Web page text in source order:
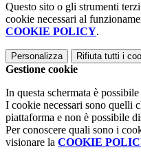
Questo sito o gli strumenti
cookie necessari al
COOKIE POLICY.
Personalizza Rifiuta tutti i
Gestione cookie
In questa schermata è
I cookie necessari sono quelli
piattaforma e non è possibile
Per conoscere quali sono i
visionare la COOKIE